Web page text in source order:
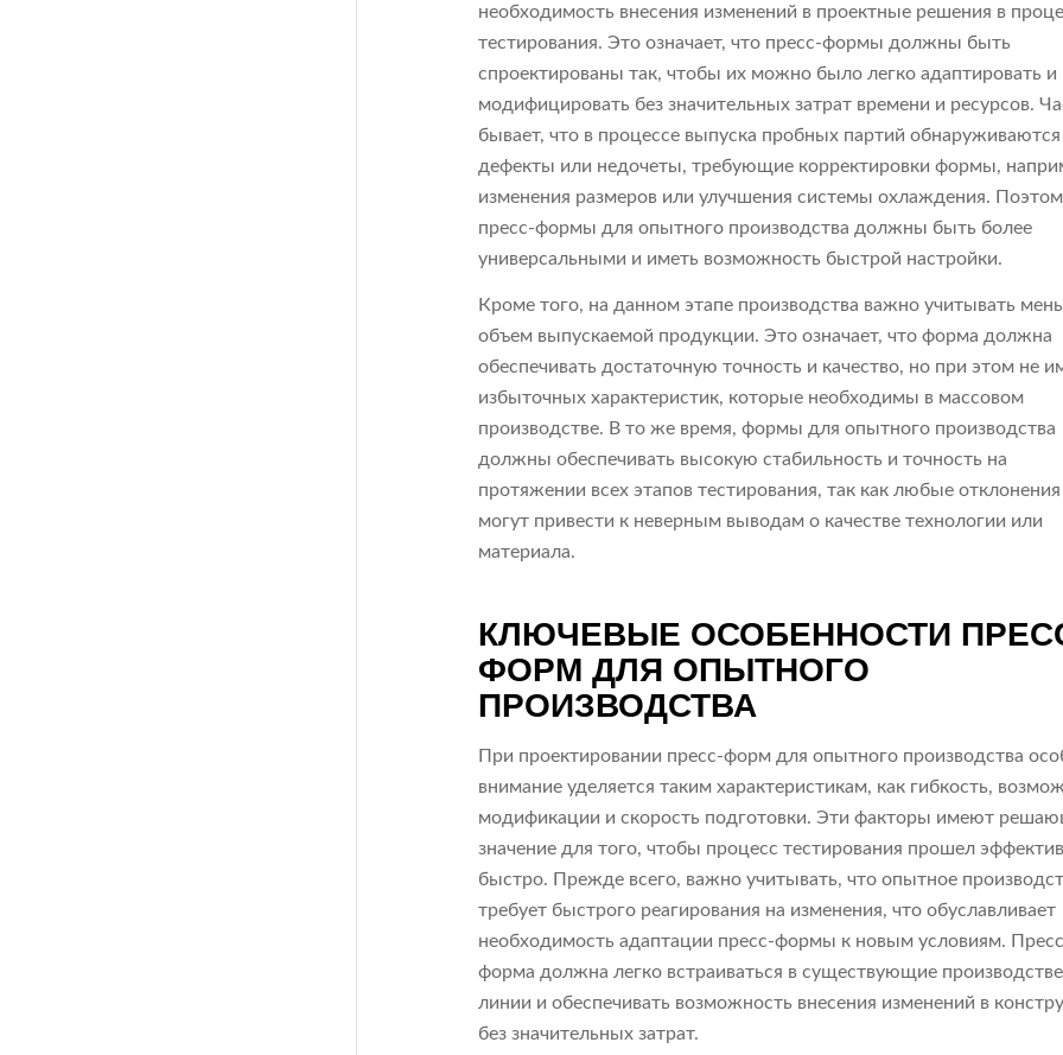
необходимость внесения изменений в проектные решения в
тестирования. Это означает, что пресс-формы должны быть
спроектированы так, чтобы их можно было легко адаптировать и
модифицировать без значительных затрат времени и ресурсов.
бывает, что в процессе выпуска пробных партий обнаруживаются
дефекты или недочеты, требующие корректировки формы,
изменения размеров или улучшения системы охлаждения.
пресс-формы для опытного производства должны быть более
универсальными и иметь возможность быстрой настройки.
Кроме того, на данном этапе производства важно учитывать
объем выпускаемой продукции. Это означает, что форма должна
обеспечивать достаточную точность и качество, но при этом не
избыточных характеристик, которые необходимы в массовом
производстве. В то же время, формы для опытного производства
должны обеспечивать высокую стабильность и точность на
протяжении всех этапов тестирования, так как любые отклонения
могут привести к неверным выводам о качестве технологии или
материала.
КЛЮЧЕВЫЕ ОСОБЕННОСТИ
ФОРМ ДЛЯ ОПЫТНОГО
ПРОИЗВОДСТВА
При проектировании пресс-форм для опытного производства
внимание уделяется таким характеристикам, как гибкость,
модификации и скорость подготовки. Эти факторы имеют
значение для того, чтобы процесс тестирования прошел
быстро. Прежде всего, важно учитывать, что опытное
требует быстрого реагирования на изменения, что обуславливает
необходимость адаптации пресс-формы к новым условиям.
форма должна легко встраиваться в существующие
линии и обеспечивать возможность внесения изменений в
без значительных затрат.